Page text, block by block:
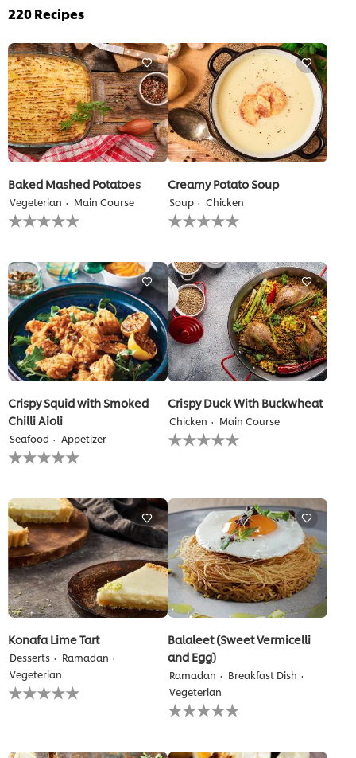
220Recipes
Baked Mashed Potatoes
Vegeterian Main Course
لم
يتم
تقييمات
لهذا
Creamy Potato Soup
Soup Chicken
لم
يتم
تقييمات
لهذا
Crispy Squid with Smoked
Chilli Aioli
Seafood Appetizer
لم
يتم
تقييمات
لهذا
Crispy Duck With Buckwheat
Chicken Main Course
لم
يتم
لهذا
Konafa Lime Tart
Desserts
Ramadan
Vegeterian
لم
يتم
Balaleet (Sweet Vermicelli
and Egg)
Ramadan
Breakfast Dish
Vegeterian
لم
يتم